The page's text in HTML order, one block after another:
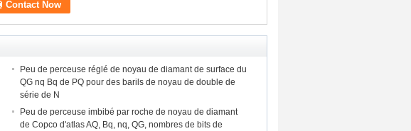
Peu de perceuse réglé de noyau de diamant de surface du
QG nq Bq de PQ pour des barils de noyau de double de
série de N
Peu de perceuse imbibé par roche de noyau de diamant
de Copco d'atlas AQ, Bq, nq, QG, nombres de bits de